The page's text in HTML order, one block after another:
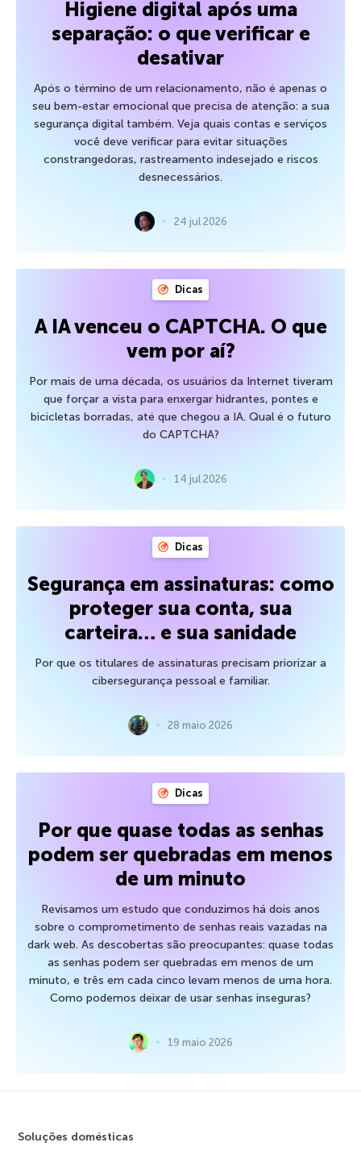
Higiene digital após uma
separação: o que verificar e
desativar
Após o término de um relacionamento, não é apenas o
seu bem-estar emocional que precisa de atenção: a sua
segurança digital também. Veja quais contas e serviços
você deve verificar para evitar situações
constrangedoras, rastreamento indesejado e riscos
desnecessários.
24 jul 2026
Dicas
A IA venceu o CAPTCHA. O que
vem por aí?
Por mais de uma década, os usuários da Internet tiveram
que forçar a vista para enxergar hidrantes, pontes e
bicicletas borradas, até que chegou a IA. Qual é o futuro
do CAPTCHA?
14 jul 2026
Dicas
Segurança em assinaturas: como
proteger sua conta, sua
carteira… e sua sanidade
Por que os titulares de assinaturas precisam priorizar a
cibersegurança pessoal e familiar.
28 maio 2026
Dicas
Por que quase todas as senhas
podem ser quebradas em menos
de um minuto
Revisamos um estudo que conduzimos há dois anos
sobre o comprometimento de senhas reais vazadas na
dark web. As descobertas são preocupantes: quase todas
as senhas podem ser quebradas em menos de um
minuto, e três em cada cinco levam menos de uma hora.
Como podemos deixar de usar senhas inseguras?
19 maio 2026
Soluções domésticas